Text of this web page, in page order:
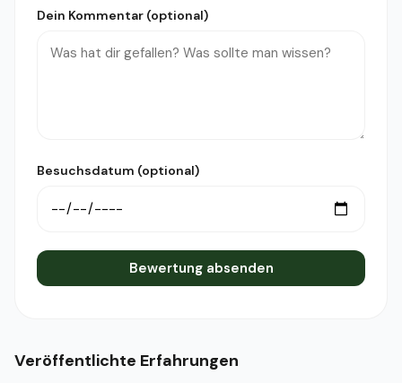
Dein Kommentar (optional)
Besuchsdatum (optional)
Bewertung absenden
Veröffentlichte Erfahrungen